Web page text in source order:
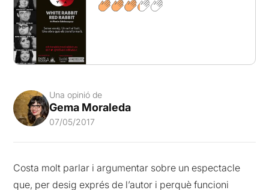
Una opinió de
Gema Moraleda
07/05/2017
Costa molt parlar i argumentar sobre un espectacle
que, per desig exprés de l’autor i perquè funcioni